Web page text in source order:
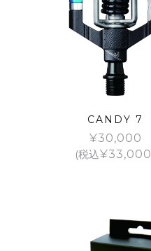
CANDY 7
¥30,000
(税込¥33,000